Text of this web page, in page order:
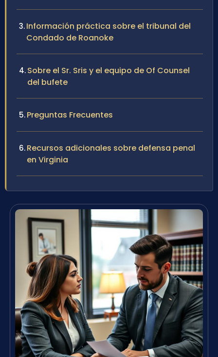
Información práctica sobre el tribunal del
Condado de Roanoke
Sobre el Sr. Sris y el equipo de Of Counsel
del bufete
Preguntas Frecuentes
Recursos adicionales sobre defensa penal
en Virginia